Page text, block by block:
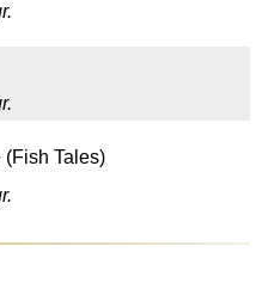
Tales)